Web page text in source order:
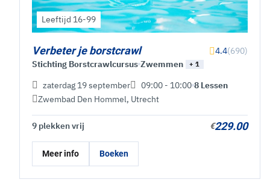
Leeftijd 16-99
Verbeter je borstcrawl 4.4(690)
Stichting Borstcrawlcursus Zwemmen + 1
zaterdag 19 september 09:00 - 10:00 8 Lessen
Zwembad Den Hommel, Utrecht
9 plekken vrij €229.00
Meer info Boeken